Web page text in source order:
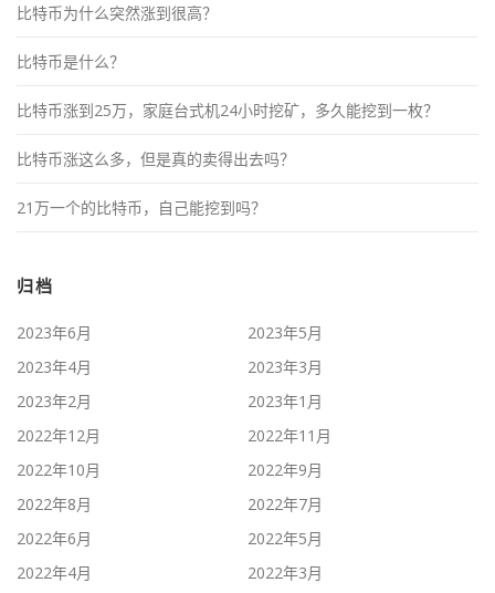
比特币为什么突然涨到很高？
比特币是什么？
比特币涨到25万，家庭台式机24小时挖矿，多久能挖到一枚？
比特币涨这么多，但是真的卖得出去吗？
21万一个的比特币，自己能挖到吗？
归档
2023年6月
2023年5月
2023年4月
2023年3月
2023年2月
2023年1月
2022年12月
2022年11月
2022年10月
2022年9月
2022年8月
2022年7月
2022年6月
2022年5月
2022年4月
2022年3月